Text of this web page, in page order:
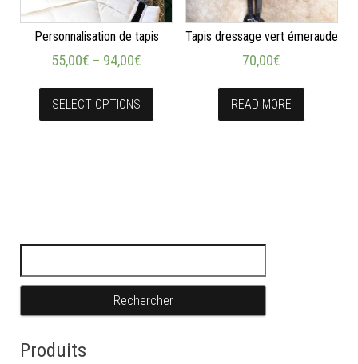
Personnalisation de tapis
55,00€ – 94,00€
SELECT OPTIONS
Tapis dressage vert émeraude
70,00€
READ MORE
Produits